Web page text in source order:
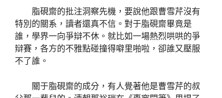
脂硯齋的批注洞察先機，要說他跟曹雪芹沒有
特別的關系，讀者還真不信。對于脂硯齋畢竟是
誰，學界一向爭辯不休。就比如一場熱烈哄哄的爭
辯賽，各方的不雅點碰撞得噼里啪啦，卻誰又壓服
不了誰。
關于脂硯齋的成分，有人覺著他是曹雪芹的叔